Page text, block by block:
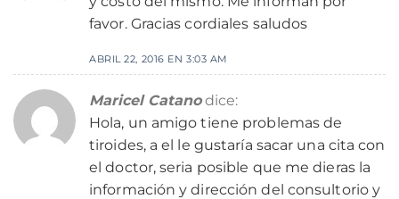
favor. Gracias cordiales saludos
ABRIL 22, 2016 EN 3:03 AM
Maricel Catano dice:
Hola, un amigo tiene problemas de
tiroides, a el le gustaría sacar una cita con
el doctor, seria posible que me dieras la
información y dirección del consultorio y